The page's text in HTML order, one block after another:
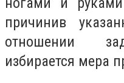
причинив
отношении
избирается мера